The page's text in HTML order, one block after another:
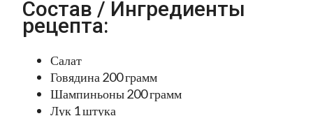
Состав / Ингредиенты
рецепта:
Салат
Говядина 200 грамм
Шампиньоны 200 грамм
Лук 1 штука